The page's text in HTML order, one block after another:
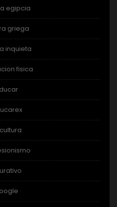
egipcia
griega
inquieta
fisica